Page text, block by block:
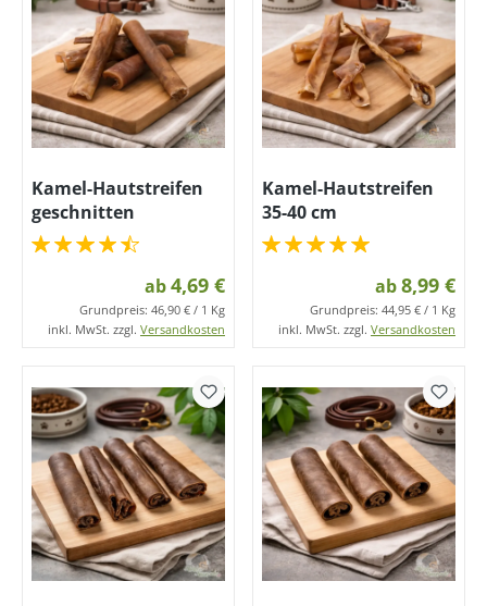
Kamel-Hautstreifen
geschnitten
ab4,69 €
Grundpreis: 46,90 € / 1 Kg
inkl. MwSt. zzgl. Versandkosten
Kamel-Hautstreifen
35-40 cm
ab8,99 €
Grundpreis: 44,95 € / 1 Kg
inkl. MwSt. zzgl. Versandkosten